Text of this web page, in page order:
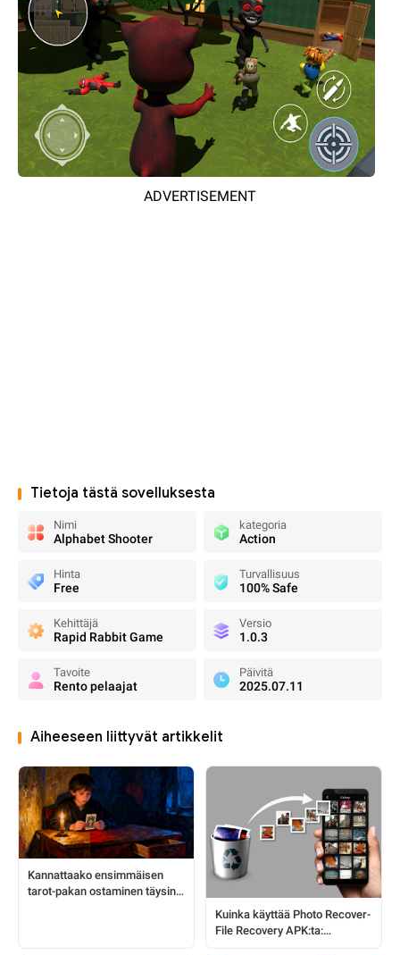
ADVERTISEMENT
Tietoja tästä sovelluksesta
Nimi
Alphabet Shooter
kategoria
Action
Hinta
Free
Turvallisuus
100% Safe
Kehittäjä
Rapid Rabbit Game
Versio
1.0.3
Tavoite
Rento pelaajat
Päivitä
2025.07.11
Aiheeseen liittyvät artikkelit
Kannattaako ensimmäisen
tarot-pakan ostaminen täysin
Kuinka käyttää Photo Recover-
File Recovery APK:ta: